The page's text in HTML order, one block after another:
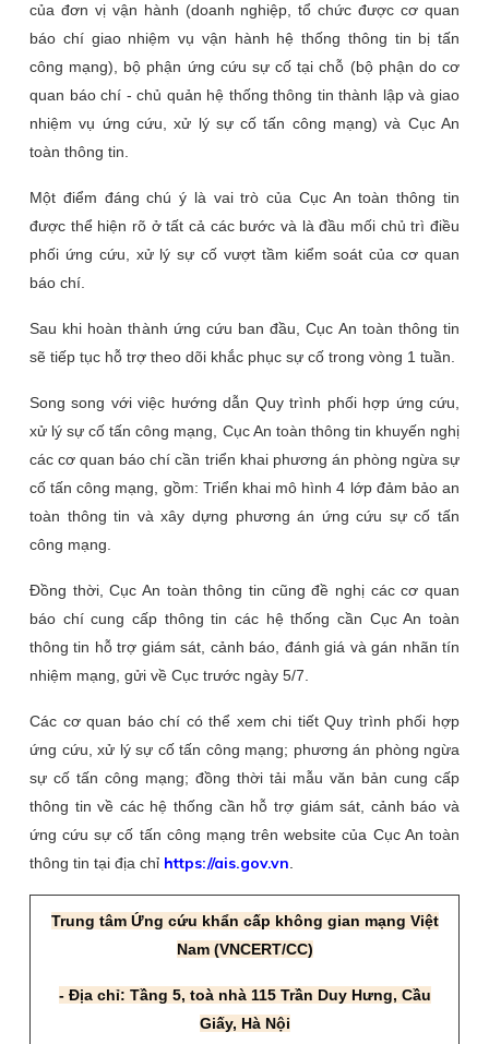
của đơn vị vận hành (doanh nghiệp, tổ chức được cơ quan
báo chí giao nhiệm vụ vận hành hệ thống thông tin bị tấn
công mạng), bộ phận ứng cứu sự cố tại chỗ (bộ phận do cơ
quan báo chí - chủ quản hệ thống thông tin thành lập và giao
nhiệm vụ ứng cứu, xử lý sự cố tấn công mạng) và Cục An
toàn thông tin.
Một điểm đáng chú ý là vai trò của Cục An toàn thông tin
được thể hiện rõ ở tất cả các bước và là đầu mối chủ trì điều
phối ứng cứu, xử lý sự cố vượt tầm kiểm soát của cơ quan
báo chí.
Sau khi hoàn thành ứng cứu ban đầu, Cục An toàn thông tin
sẽ tiếp tục hỗ trợ theo dõi khắc phục sự cố trong vòng 1 tuần.
Song song với việc hướng dẫn Quy trình phối hợp ứng cứu,
xử lý sự cố tấn công mạng, Cục An toàn thông tin khuyến nghị
các cơ quan báo chí cần triển khai phương án phòng ngừa sự
cố tấn công mạng, gồm: Triển khai mô hình 4 lớp đảm bảo an
toàn thông tin và xây dựng phương án ứng cứu sự cố tấn
công mạng.
Đồng thời, Cục An toàn thông tin cũng đề nghị các cơ quan
báo chí cung cấp thông tin các hệ thống cần Cục An toàn
thông tin hỗ trợ giám sát, cảnh báo, đánh giá và gán nhãn tín
nhiệm mạng, gửi về Cục trước ngày 5/7.
Các cơ quan báo chí có thể xem chi tiết Quy trình phối hợp
ứng cứu, xử lý sự cố tấn công mạng; phương án phòng ngừa
sự cố tấn công mạng; đồng thời tải mẫu văn bản cung cấp
thông tin về các hệ thống cần hỗ trợ giám sát, cảnh báo và
ứng cứu sự cố tấn công mạng trên website của Cục An toàn
thông tin tại địa chỉ https://ais.gov.vn
Trung tâm Ứng cứu khẩn cấp không gian mạng Việt
Nam (VNCERT/CC)
- Địa chỉ: Tầng 5, toà nhà 115 Trần Duy Hưng, Cầu
Giấy, Hà Nội